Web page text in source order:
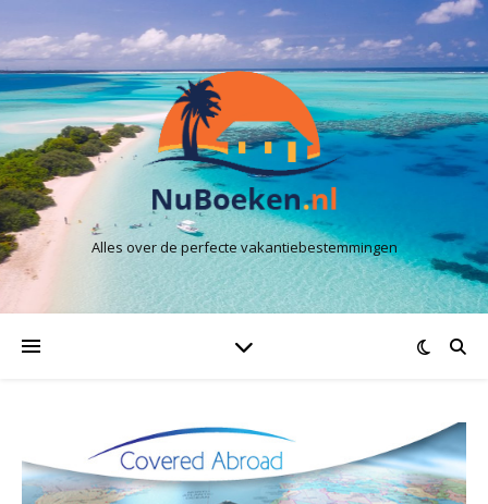
Alles over de perfecte vakantiebestemmingen